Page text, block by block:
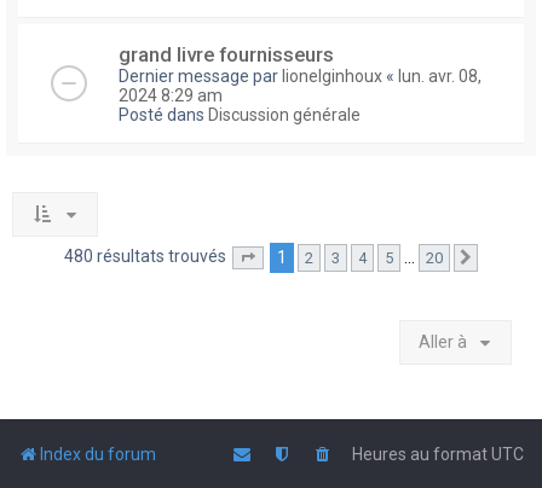
grand livre fournisseurs
Dernier message par lionelginhoux « lun. avr. 08,
2024 8:29 am
Posté dans Discussion générale
480 résultats trouvés Page sur20
1 2 3 4 5 … 20
Aller à
Index du forum Heures au formatUTC